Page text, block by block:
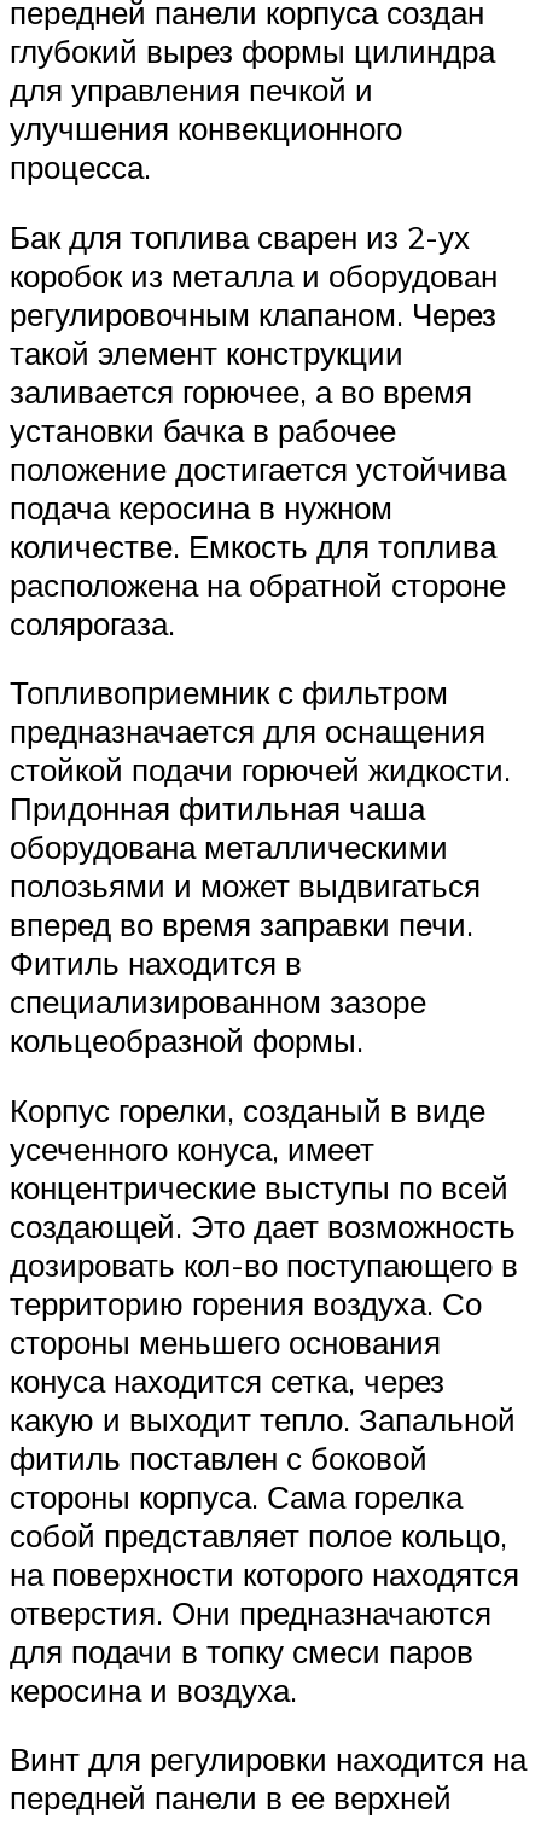
передней панели корпуса создан
глубокий вырез формы цилиндра
для управления печкой и
улучшения конвекционного
процесса.
Бак для топлива сварен из 2-ух
коробок из металла и оборудован
регулировочным клапаном. Через
такой элемент конструкции
заливается горючее, а во время
установки бачка в рабочее
положение достигается устойчива
подача керосина в нужном
количестве. Емкость для топлива
расположена на обратной стороне
солярогаза.
Топливоприемник с фильтром
предназначается для оснащения
стойкой подачи горючей жидкости.
Придонная фитильная чаша
оборудована металлическими
полозьями и может выдвигаться
вперед во время заправки печи.
Фитиль находится в
специализированном зазоре
кольцеобразной формы.
Корпус горелки, созданый в виде
усеченного конуса, имеет
концентрические выступы по всей
создающей. Это дает возможность
дозировать кол-во поступающего в
территорию горения воздуха. Со
стороны меньшего основания
конуса находится сетка, через
какую и выходит тепло. Запальной
фитиль поставлен с боковой
стороны корпуса. Сама горелка
собой представляет полое кольцо,
на поверхности которого находятся
отверстия. Они предназначаются
для подачи в топку смеси паров
керосина и воздуха.
Винт для регулировки находится на
передней панели в ее верхней